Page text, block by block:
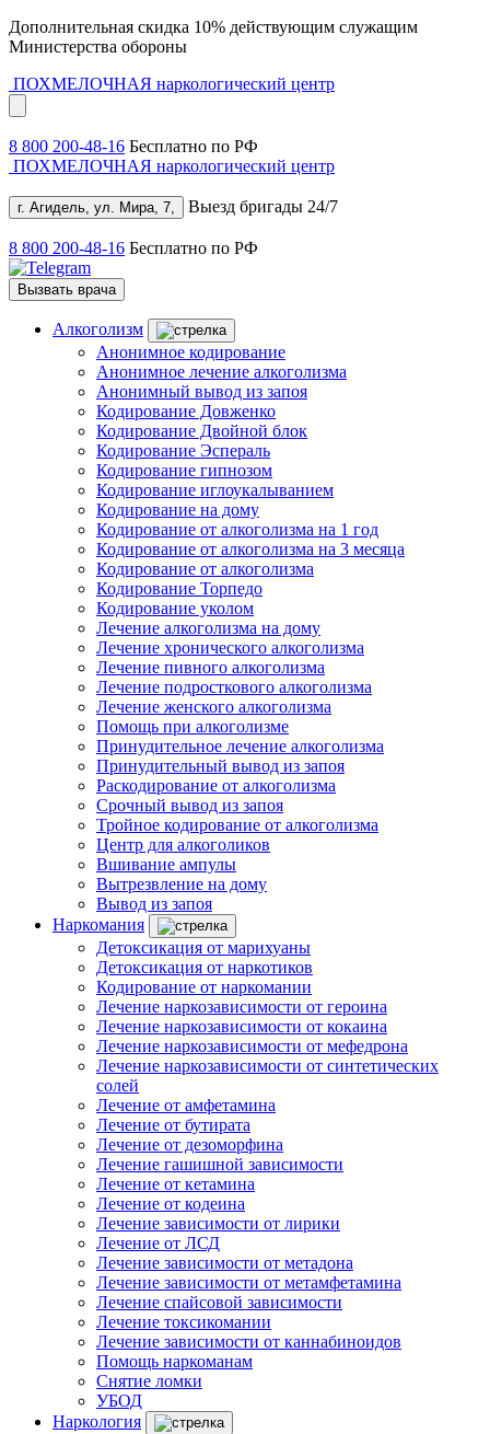
Дополнительная скидка 10% действующим служащим
Министерства обороны
ПОХМЕЛОЧНАЯ наркологический центр
8 800 200-48-16 Бесплатно по РФ
ПОХМЕЛОЧНАЯ наркологический центр
г. Агидель, ул. Мира, 7, Выезд бригады 24/7
8 800 200-48-16 Бесплатно по РФ
Вызвать врача
Алкоголизм
Анонимное кодирование
Анонимное лечение алкоголизма
Анонимный вывод из запоя
Кодирование Довженко
Кодирование Двойной блок
Кодирование Эспераль
Кодирование гипнозом
Кодирование иглоукалыванием
Кодирование на дому
Кодирование от алкоголизма на 1 год
Кодирование от алкоголизма на 3 месяца
Кодирование от алкоголизма
Кодирование Торпедо
Кодирование уколом
Лечение алкоголизма на дому
Лечение хронического алкоголизма
Лечение пивного алкоголизма
Лечение подросткового алкоголизма
Лечение женского алкоголизма
Помощь при алкоголизме
Принудительное лечение алкоголизма
Принудительный вывод из запоя
Раскодирование от алкоголизма
Срочный вывод из запоя
Тройное кодирование от алкоголизма
Центр для алкоголиков
Вшивание ампулы
Вытрезвление на дому
Вывод из запоя
Наркомания
Детоксикация от марихуаны
Детоксикация от наркотиков
Кодирование от наркомании
Лечение наркозависимости от героина
Лечение наркозависимости от кокаина
Лечение наркозависимости от мефедрона
Лечение наркозависимости от синтетических
солей
Лечение от амфетамина
Лечение от бутирата
Лечение от дезоморфина
Лечение гашишной зависимости
Лечение от кетамина
Лечение от кодеина
Лечение зависимости от лирики
Лечение от ЛСД
Лечение зависимости от метадона
Лечение зависимости от метамфетамина
Лечение спайсовой зависимости
Лечение токсикомании
Лечение зависимости от каннабиноидов
Помощь наркоманам
Снятие ломки
УБОД
Наркология